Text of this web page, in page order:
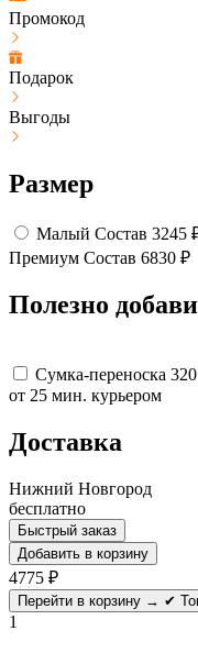
Промокод
Подарок
Выгоды
Размер
Малый Состав 3245
Премиум Состав 6830 ₽
Полезно
Сумка-переноска 320
от 25 мин. курьером
Доставка
Нижний Новгород
бесплатно
Быстрый заказ
Добавить в корзину
4775 ₽
Перейти в корзину → ✔
1